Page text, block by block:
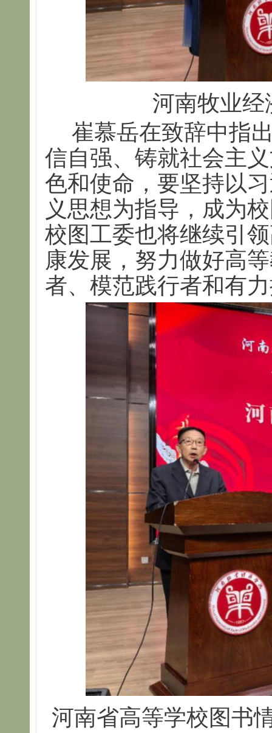
河南牧业经
崔慕岳在致辞中指
信自强、铸就社会主
色和使命，要坚持以
义思想为指导，成为
校图工委也将继续引
康发展，努力做好高
者、模范践行者和有
河南省高等学校图